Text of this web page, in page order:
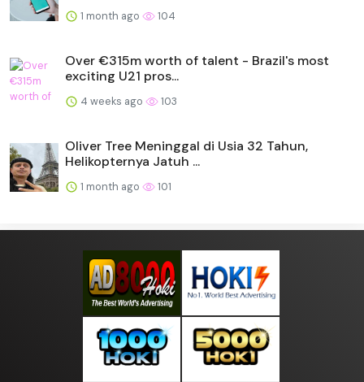
1 month ago 104
Over €315m worth of talent - Brazil's most
exciting U21 pros...
4 weeks ago 103
Oliver Tree Meninggal di Usia 32 Tahun,
Helikopternya Jatuh ...
1 month ago 101